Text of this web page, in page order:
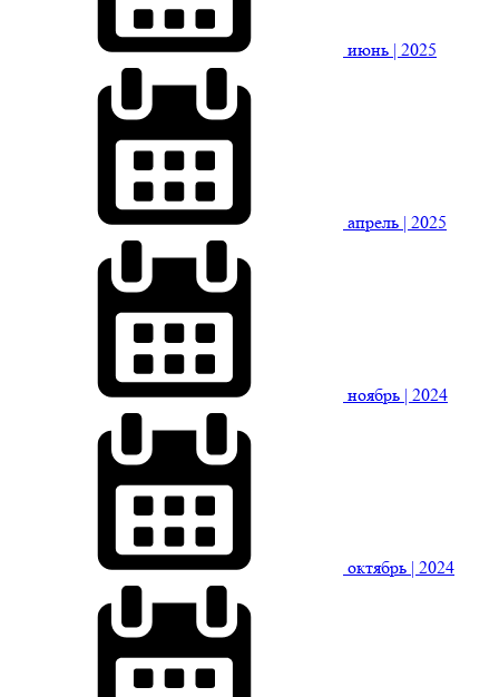
июнь | 2025
апрель | 2025
ноябрь | 2024
октябрь | 2024